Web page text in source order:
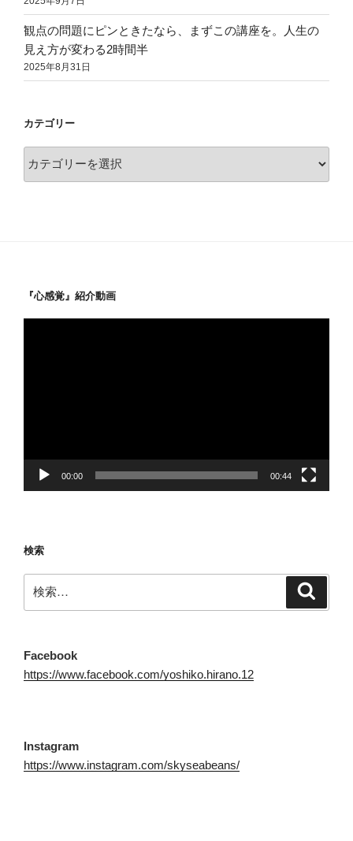
観点の問題にピンときたなら、まずこの講座を。人生の
見え方が変わる2時間半
2025年8月31日
カテゴリー
テ
『心感覚』紹介動画
00:00 00:44
検索
索:
Facebook
https://www.facebook.com/yoshiko.hirano.12
Instagram
https://www.instagram.com/skyseabeans/